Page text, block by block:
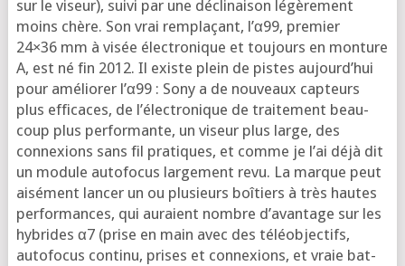
sur le viseur), sui­vi par une décli­nai­son légè­re­ment
moins chère. Son vrai rem­pla­çant, l’α99, pre­mier
24×36 mm à visée élec­tro­nique et tou­jours en mon­ture
A, est né fin 2012. Il existe plein de pistes aujourd’­hui
pour amé­lio­rer l’α99 : Sony a de nou­veaux cap­teurs
plus effi­caces, de l’élec­tro­nique de trai­te­ment beau­
coup plus per­for­mante, un viseur plus large, des
connexions sans fil pra­tiques, et comme je l’ai déjà dit
un module auto­fo­cus lar­ge­ment revu. La marque peut
aisé­ment lan­cer un ou plu­sieurs boî­tiers à très hautes
per­for­mances, qui auraient nombre d’a­van­tage sur les
hybrides α7 (prise en main avec des télé­ob­jec­tifs,
auto­fo­cus conti­nu, prises et connexions, et vraie bat­